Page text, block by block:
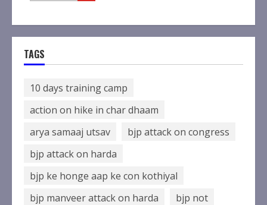
TAGS
10 days training camp
action on hike in char dhaam
arya samaaj utsav
bjp attack on congress
bjp attack on harda
bjp ke honge aap ke con kothiyal
bjp manveer attack on harda
bjp not